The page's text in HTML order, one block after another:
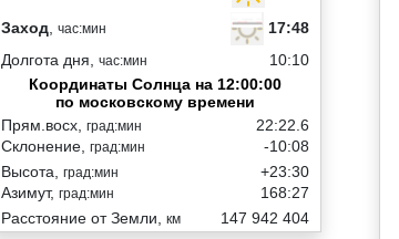
Заход час:мин
17:48
Долгота дня, час:мин
10:10
Координаты Солнца на 12:00:00
по московскому времени
Прям.восх, град:мин
Склонение, град:мин
22:22.6
-10:08
Высота, град:мин
Азимут, град:мин
+23:30
168:27
Расстояние от Земли, км 147 942 404